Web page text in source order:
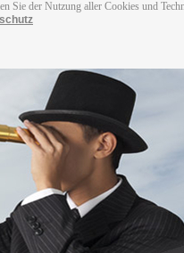
Sie der Nutzung aller Cookies und